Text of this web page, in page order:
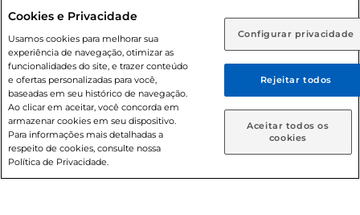
Rio de Janeiro (RJ) Goiás (GO)
Ou
Caso queira comprar online, informe como deseja receber
suas compras:
Entrega em casa Retire em Loja
prévio. O valor mínimo para as compras on-line é de R$
80,00.
© 2026 Copyright. Todos os direitos
reservados Prezunic.
Cookies e Privacidade
Usamos cookies para melhorar sua
experiência de navegação, otimizar as
funcionalidades do site, e trazer conteúdo
e ofertas personalizadas para você,
baseadas em seu histórico de navegação.
Ao clicar em aceitar, você concorda em
armazenar cookies em seu dispositivo.
Para informações mais detalhadas a
respeito de cookies, consulte nossa
Política de Privacidade.
Configurar privacidade
Rejeitar todos
Aceitar todos os
cookies